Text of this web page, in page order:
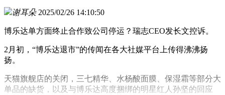
谢耳朵 2025/02/26 14:10:50
博乐达单方面终止合作致公司停运？瑞志CEO发长文控诉。
2月初，“博乐达退市”的传闻在各大社媒平台上传得沸沸扬
扬。
天猫旗舰店的关闭，三七精华、水杨酸面膜、保湿霜等部分大
单品的缺货，以及与博乐达高度捆绑的明星红人孙坚的回应